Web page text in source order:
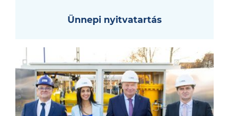
Ünnepi nyitvatartás